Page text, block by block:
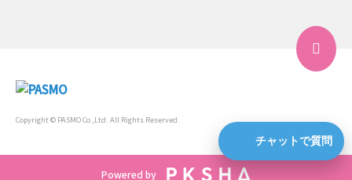
チャットで質問
Copyright © PASMO Co.,Ltd. All Rights Reserved.
Powered by